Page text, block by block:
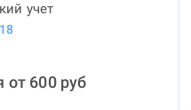
учет
18
от 600руб